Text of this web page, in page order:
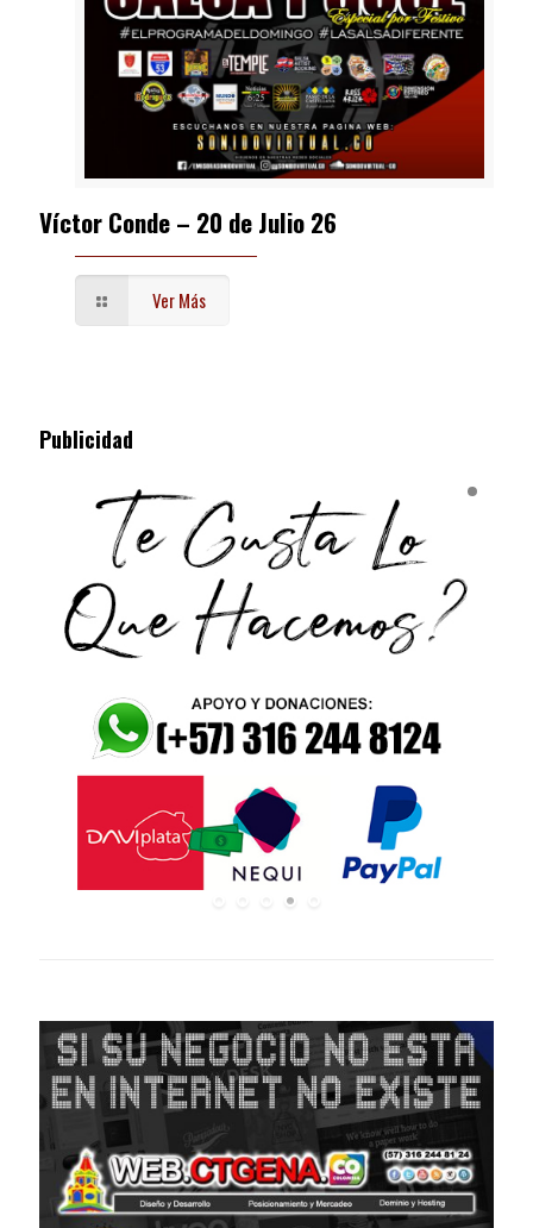
Víctor Conde – 20 de Julio 26
Ver Más
Publicidad